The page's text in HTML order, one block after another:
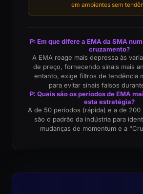
em ambientes sem
P: Em que difere a EMA da SMA
cruzamento?
A EMA reage mais depressa às
de preço, fornecendo sinais mais
entanto, exige filtros de tendência
para evitar sinais falsos
P: Quais são os períodos de EMA
esta estratégia?
A de 50 períodos (rápida) e a de 200
são o padrão da indústria para
mudanças de momentum e a